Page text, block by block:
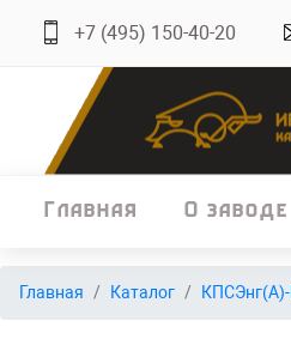
+7 (495) 150-40-20
Главная О заводе
Главная
Главная Каталог КПСЭнг(А)-